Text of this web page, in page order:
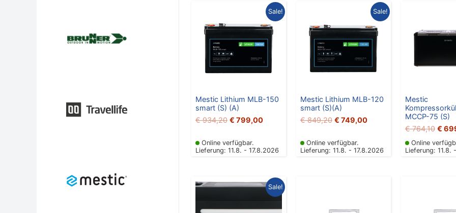
Sale!
Mestic Lithium MLB-150
smart (S) (A)
€934,20
Ursprünglicher
war:
€ 934,20
€ 799,00
Aktueller
Preis
ist:
€ 799,00.
Online verfügbar.
Lieferung: 11.8. - 17.8.2026
Sale!
Mestic Lithium MLB-120
smart (S)(A)
€849,20
Ursprünglicher
€ 849,20
€ 749,00
Aktueller
Preis
ist:
€ 749,00.
Online verfügbar.
Lieferung: 11.8. - 17.8.2026
Mestic
MCCP-75 (S)
€764,10
€
€
Online
Lieferung: 11.8.
Sale!
Ursprünglicher
Preis
€ 764,10
Aktueller
Preis
ist:
€ 699,00.